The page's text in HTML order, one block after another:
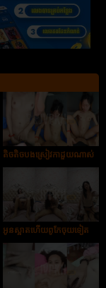
តិចតិចបងស្រៀវកាដួយណាស់
អូនស្អាតហើយពូកែចុយទៀត